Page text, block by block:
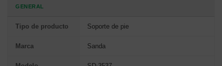
GENERAL
Tipo de producto Soporte de pie
Marca Sanda